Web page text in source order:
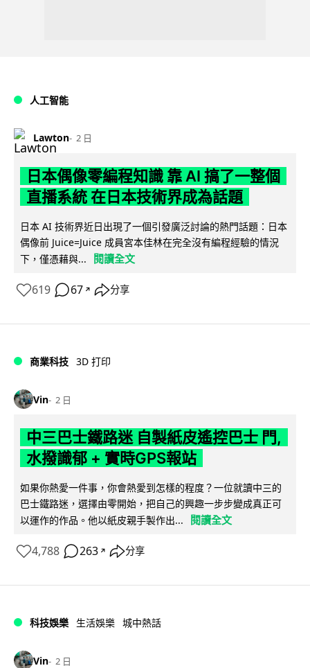
人工智能
Lawton 2 日
日本偶像零編程知識 靠 AI 搞了一整個
直播系統 在日本技術界成為話題
日本 AI 技術界近日出現了一個引發廣泛討論的熱門話題：日本
偶像前 Juice=Juice 成員宮本佳林在完全沒有編程經驗的情況
下，僅憑藉與...
閱讀全文
619 67 ↗ 分享
商業科技 3D 打印
Vin 2 日
中三巴士鐵路迷 自製紙皮遙控巴士 門,
水撥識郁 + 實時GPS報站
如果你熱愛一件事，你會熱愛到怎樣的程度？一位就讀中三的
巴士鐵路迷，選擇由零開始，把自己的興趣一步步變成真正可
以運作的作品。他以紙皮親手製作出...
閱讀全文
4,788 263 ↗ 分享
科技娛樂 生活娛樂 城中熱話
Vin 2 日